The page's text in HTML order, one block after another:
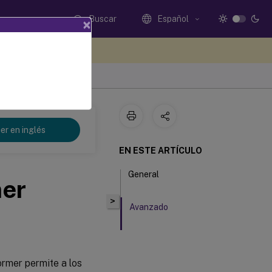
Buscar Español
en inglés
permite a los
>
EN ESTE ARTÍCULO
General
Avanzado
×